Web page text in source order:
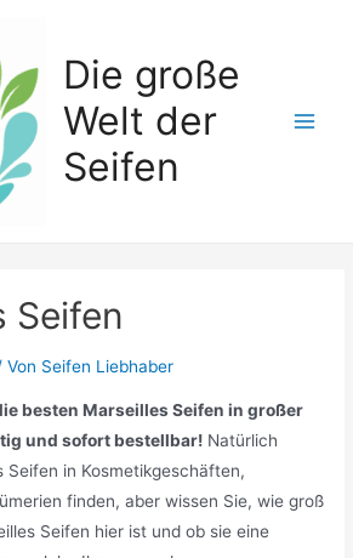
Die große
Welt der
Seifen
Seifen
Von Seifen Liebhaber
besten Marseilles Seifen in großer
und sofort bestellbar! Natürlich
Seifen in Kosmetikgeschäften,
finden, aber wissen Sie, wie groß
Seifen hier ist und ob sie eine